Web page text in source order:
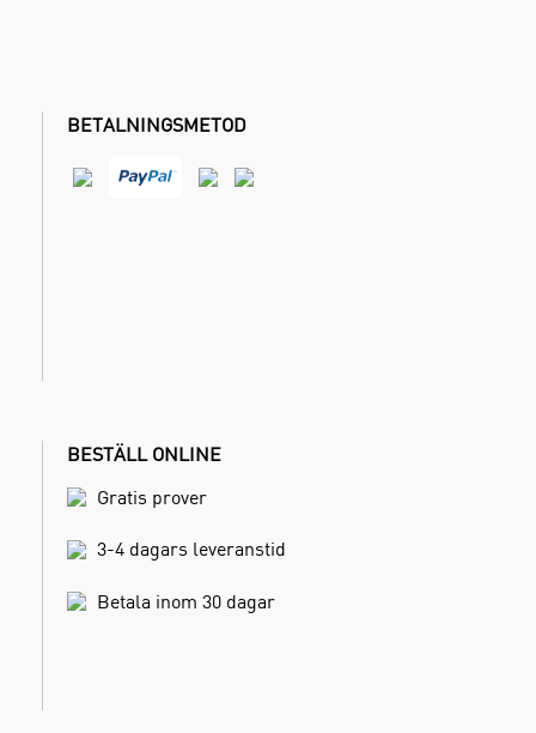
BETALNINGSMETOD
BESTÄLL ONLINE
Gratis prover
3-4 dagars leveranstid
Betala inom 30 dagar